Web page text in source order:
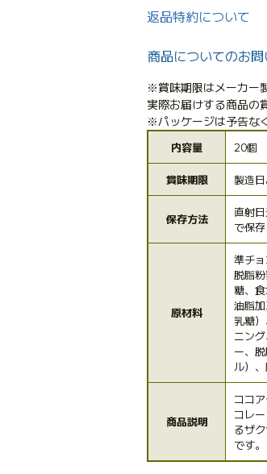
返品特約について
商品についてのお
※賞味期限はメーカー
実際お届けする商品の
※パッケージは予告な
内容量 20個
賞味期限 製造
保存方法
直射
で保存
原材料
準チ
脱脂
糖、
油脂
乳糖
ニン
ー、
ル）
商品説明
ココ
コレ
るザ
です。